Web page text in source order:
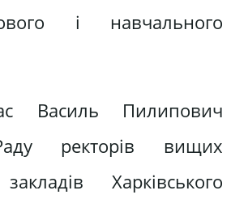
і навчального
Василь Пилипович
ректорів вищих
Харківського